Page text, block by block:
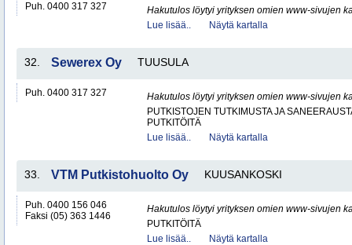
Puh. 0400 317 327
Hakutulos löytyi yrityksen omien www-sivujen
Lue lisää..
Näytä kartalla
32. Sewerex Oy TUUSULA
Puh. 0400 317 327
Hakutulos löytyi yrityksen omien www-sivujen
PUTKISTOJEN TUTKIMUSTA JA
PUTKITÖITÄ
Lue lisää..
Näytä kartalla
33. VTM Putkistohuolto Oy KUUSANKOSKI
Puh. 0400 156 046
Faksi (05) 363 1446
Hakutulos löytyi yrityksen omien www-sivujen
PUTKITÖITÄ
Lue lisää..
Näytä kartalla